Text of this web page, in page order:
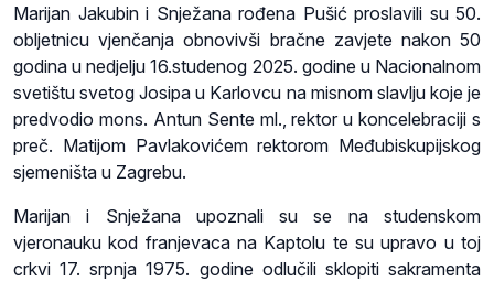
Marijan Jakubin i Snježana rođena Pušić proslavili su 50.
obljetnicu vjenčanja obnovivši bračne zavjete nakon 50
godina u nedjelju 16.studenog 2025. godine u Nacionalnom
svetištu svetog Josipa u Karlovcu na misnom slavlju koje je
predvodio mons. Antun Sente ml., rektor u koncelebraciji s
preč. Matijom Pavlakovićem rektorom Međubiskupijskog
sjemeništa u Zagrebu.
Marijan i Snježana upoznali su se na studenskom
vjeronauku kod franjevaca na Kaptolu te su upravo u toj
crkvi 17. srpnja 1975. godine odlučili sklopiti sakramenta